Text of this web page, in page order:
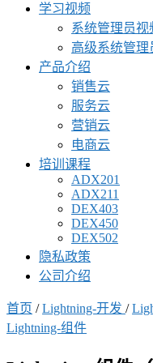
学习视频
系统管理员视
高级系统管理
产品介绍
销售云
服务云
营销云
电商云
培训课程
ADX201
ADX211
DEX403
DEX450
DEX502
隐私政策
公司介绍
首页 / Lightning-开发 /
Lightning-组件